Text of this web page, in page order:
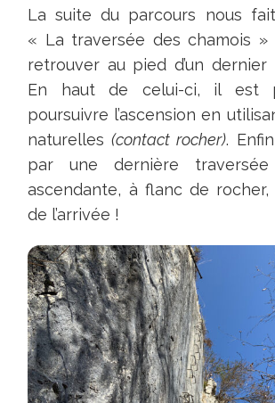
La suite du parcours nous
« La traversée des chamois
retrouver au pied d’un dernier
En haut de celui-ci, il est
poursuivre l’ascension en
naturelles(contact rocher).
par une dernière traversée
ascendante, à flanc de
de l’arrivée !